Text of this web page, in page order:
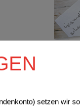
setzen wir so